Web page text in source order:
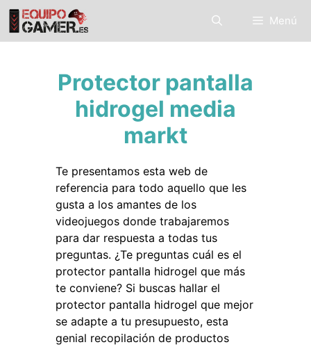
Saltar
contenido
Menú
Protector pantalla
hidrogel media
markt
Te presentamos esta web de
referencia para todo aquello que les
gusta a los amantes de los
videojuegos donde trabajaremos
para dar respuesta a todas tus
preguntas. ¿Te preguntas cuál es el
protector pantalla hidrogel que más
te conviene? Si buscas hallar el
protector pantalla hidrogel que mejor
se adapte a tu presupuesto, esta
genial recopilación de productos